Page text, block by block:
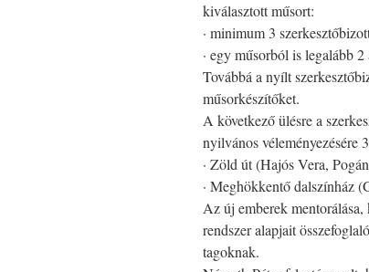
kiválasztott műsort:
· minimum 3
· egy műsorból is legalább
Továbbá a nyílt
műsorkészítőket.
A következő ülésre a
nyilvános véleményezésére
· Zöld út (Hajós Vera,
· Meghökkentő dalszínház
Az új emberek mentorálása,
rendszer alapjait
tagoknak.